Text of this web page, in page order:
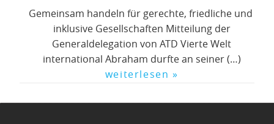
Gemeinsam handeln für gerechte, friedliche und
inklusive Gesellschaften Mitteilung der
Generaldelegation von ATD Vierte Welt
international Abraham durfte an seiner (…)
weiterlesen »